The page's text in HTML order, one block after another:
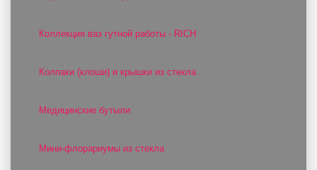
Коллекция ваз гутной работы - RICH
Колпаки (клоши) и крышки из стекла
Медицинские бутыли
Мини-флорариумы из стекла